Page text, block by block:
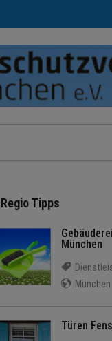
Regio Tipps
München
München
Türen